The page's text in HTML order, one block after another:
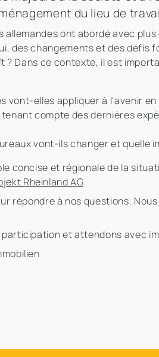
du lieu de
ont abordé avec
des changements et des défis
? Dans ce contexte, il est
vont-elles appliquer à l'avenir
compte des dernières
vont-ils changer et
concise et régionale de la
Rheinland AG.
répondre à nos questions.
et attendons avec